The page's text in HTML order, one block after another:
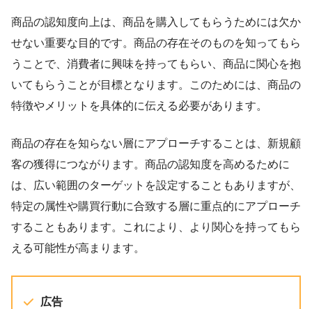
商品の認知度向上は、商品を購入してもらうためには欠か
せない重要な目的です。商品の存在そのものを知ってもら
うことで、消費者に興味を持ってもらい、商品に関心を抱
いてもらうことが目標となります。このためには、商品の
特徴やメリットを具体的に伝える必要があります。
商品の存在を知らない層にアプローチすることは、新規顧
客の獲得につながります。商品の認知度を高めるために
は、広い範囲のターゲットを設定することもありますが、
特定の属性や購買行動に合致する層に重点的にアプローチ
することもあります。これにより、より関心を持ってもら
える可能性が高まります。
広告